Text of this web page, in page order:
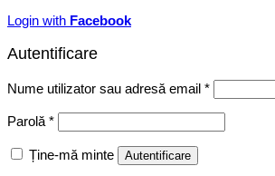
Login with Facebook
Autentificare
Nume utilizator sau adresă email *Obligatoriu
Parolă *Obligatoriu
Ține-mă minte Autentificare